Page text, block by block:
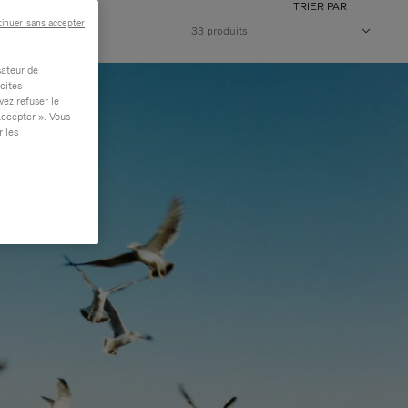
33 produits
TRIER PAR
de
refuser le
». Vous
les
sans accepter